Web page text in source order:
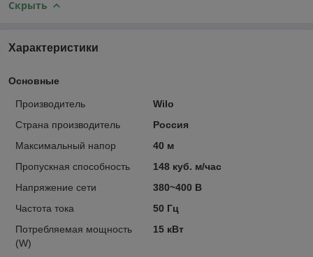
Скрыть
Характеристики
Основные
Производитель
Wilo
Страна производитель
Россия
Максимальный напор
40 м
Пропускная способность
148 куб. м/час
Напряжение сети
380~400 В
Частота тока
50 Гц
Потребляемая мощность
(W)
15 кВт